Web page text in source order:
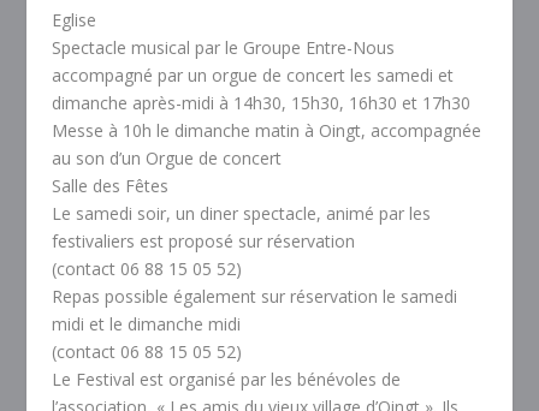
Eglise
Spectacle musical par le Groupe Entre-Nous
accompagné par un orgue de concert les samedi et
dimanche après-midi à 14h30, 15h30, 16h30 et 17h30
Messe à 10h le dimanche matin à Oingt, accompagnée
au son d’un Orgue de concert
Salle des Fêtes
Le samedi soir, un diner spectacle, animé par les
festivaliers est proposé sur réservation
(contact 06 88 15 05 52)
Repas possible également sur réservation le samedi
midi et le dimanche midi
(contact 06 88 15 05 52)
Le Festival est organisé par les bénévoles de